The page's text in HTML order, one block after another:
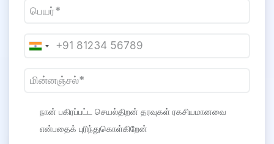
நான் பகிரப்பட்ட செயல்திறன் தரவுகள் ரகசியமானவை
என்பதைக் புரிந்துகொள்கிறேன்